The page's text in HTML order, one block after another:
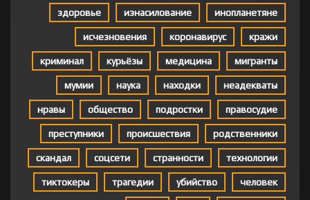
здоровье изнасилование инопланетяне
исчезновения коронавирус кражи
криминал курьёзы медицина мигранты
мумии наука находки неадекваты
нравы общество подростки правосудие
преступники происшествия родственники
скандал соцсети странности технологии
тиктокеры трагедии убийство человек